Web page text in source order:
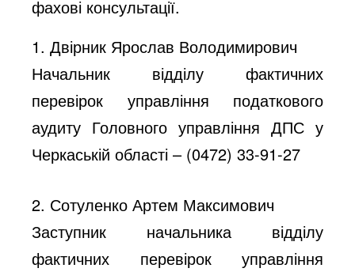
фахові консультації.
1. Двірник Ярослав Володимирович
Начальник відділу фактичних
перевірок управління податкового
аудиту Головного управління ДПС у
Черкаській області – (0472) 33-91-27
2. Сотуленко Артем Максимович
Заступник начальника відділу
фактичних перевірок управління